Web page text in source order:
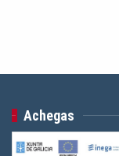
Achegas